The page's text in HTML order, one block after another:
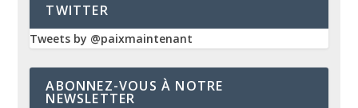
TWITTER
Tweets by @paixmaintenant
ABONNEZ-VOUS À NOTRE
NEWSLETTER